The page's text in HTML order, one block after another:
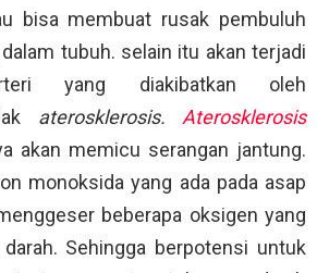
bisa membuat rusak pembuluh
tubuh. selain itu akan terjadi
yang diakibatkan oleh
aterosklerosis.Aterosklerosis
akan memicu serangan jantung.
monoksida yang ada pada asap
beberapa oksigen yang
Sehingga berpotensi untuk